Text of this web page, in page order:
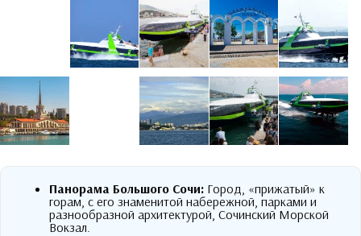
Панорама Большого Сочи: Город, «прижатый» к
горам, с его знаменитой набережной, парками и
разнообразной архитектурой, Сочинский Морской
Вокзал.